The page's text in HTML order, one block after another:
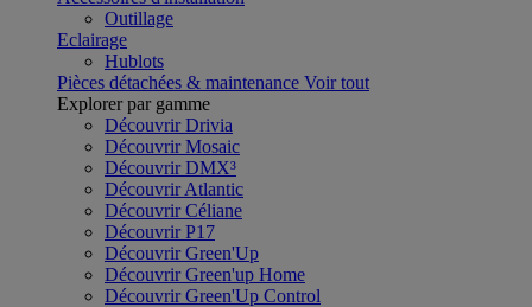
Outillage
Eclairage
Hublots
Pièces détachées & maintenance Voir tout
Explorer par gamme
Découvrir Drivia
Découvrir Mosaic
Découvrir DMX³
Découvrir Atlantic
Découvrir Céliane
Découvrir P17
Découvrir Green'Up
Découvrir Green'up Home
Découvrir Green'Up Control